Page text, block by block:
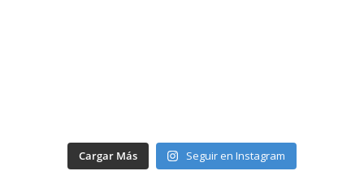
Cargar Más Seguir en Instagram